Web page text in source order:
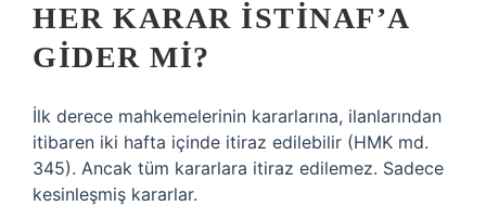
HER KARAR İSTINAF’A
GIDER MI?
İlk derece mahkemelerinin kararlarına, ilanlarından
itibaren iki hafta içinde itiraz edilebilir (HMK md.
345). Ancak tüm kararlara itiraz edilemez. Sadece
kesinleşmiş kararlar.